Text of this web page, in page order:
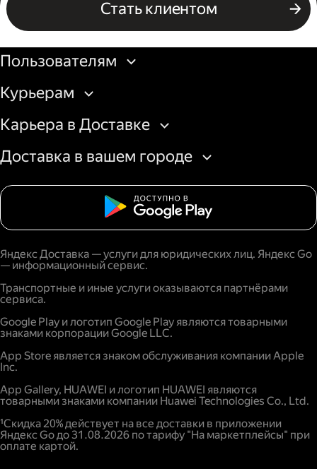
Стать клиентом
Бизнесу
Пользователям
Курьерам
Карьера в Доставке
Доставка в вашем городе
Яндекс Доставка — услуги для юридических лиц. Яндекс Go
— информационный сервис.
Транспортные и иные услуги оказываются партнёрами
сервиса.
Google Play и логотип Google Play являются товарными
знаками корпорации Google LLC.
App Store является знаком обслуживания компании Apple
Inc.
App Gallery, HUAWEI и логотип HUAWEI являются
товарными знаками компании Huawei Technologies Co., Ltd.
¹Скидка 20% действует на все доставки в приложении
Яндекс Go до 31.08.2026 по тарифу "На маркетплейсы" при
оплате картой.